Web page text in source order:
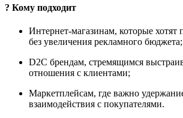
? Кому подходит
Интернет-магазинам, которые хотят
без увеличения рекламного бюджета;
D2C брендам, стремящимся
отношения с клиентами;
Маркетплейсам, где важно
взаимодействия с покупателями.